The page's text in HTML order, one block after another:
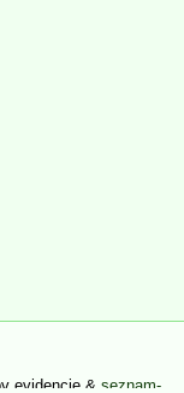
evidencie & seznam-